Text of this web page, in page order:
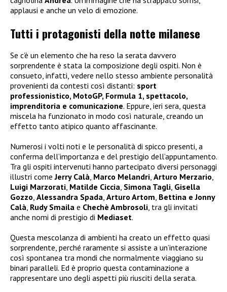
applausi e anche un velo di emozione.
Tutti i protagonisti della notte milanese
Se c’è un elemento che ha reso la serata davvero
sorprendente è stata la composizione degli ospiti. Non è
consueto, infatti, vedere nello stesso ambiente personalità
provenienti da contesti così distanti: sport
professionistico, MotoGP, Formula 1, spettacolo,
imprenditoria e comunicazione. Eppure, ieri sera, questa
miscela ha funzionato in modo così naturale, creando un
effetto tanto atipico quanto affascinante.
Numerosi i volti noti e le personalità di spicco presenti, a
conferma dell’importanza e del prestigio dell’appuntamento.
Tra gli ospiti intervenuti hanno partecipato diversi personaggi
illustri comeJerry Calà Marco Melandri Arturo Merzario
Luigi Marzorati Matilde Ciccia Simona Tagli Gisella
Gozzo Alessandra Spada Arturo Artom Bettina e Jonny
Calà Rudy Smaila e Chechè Ambrosoli , tra gli invitati
anche nomi di prestigio di Mediaset.
Questa mescolanza di ambienti ha creato un effetto quasi
sorprendente, perché raramente si assiste a un’interazione
così spontanea tra mondi che normalmente viaggiano su
binari paralleli. Ed è proprio questa contaminazione a
rappresentare uno degli aspetti più riusciti della serata.